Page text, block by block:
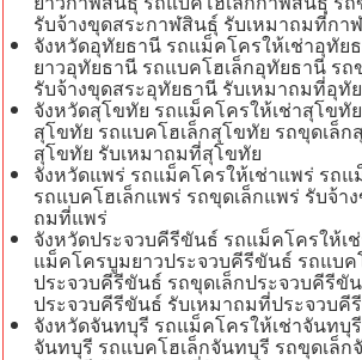
รับจ้างขุดสระกาฬสินธุ์ รับเหมาถมที่กา
จังหวัดอุทัยธานี รถแม็คโครให้เช่าอุทัย
ยาวอุทัยธานี รถแบคโฮเล็กอุทัยธานี ร
รับจ้างขุดสระอุทัยธานี รับเหมาถมที่อุทั
จังหวัดสุโขทัย รถแม็คโครให้เช่าสุโขทั
สุโขทัย รถแบคโฮเล็กสุโขทัย รถขุดเล็ก
สุโขทัย รับเหมาถมที่สุโขทัย
จังหวัดแพร่ รถแม็คโครให้เช่าแพร่ รถ
รถแบคโฮเล็กแพร่ รถขุดเล็กแพร่ รับจ้า
ถมที่แพร่
จังหวัดประจวบคีรีขันธ์ รถแม็คโครให้เ
แม็คโครบูมยาวประจวบคีรีขันธ์ รถแบค
ประจวบคีรีขันธ์ รถขุดเล็กประจวบคีรีขั
ประจวบคีรีขันธ์ รับเหมาถมที่ประจวบคี
จังหวัดจันทบุรี รถแม็คโครให้เช่าจันทบุ
จันทบุรี รถแบคโฮเล็กจันทบุรี รถขุดเล็ก